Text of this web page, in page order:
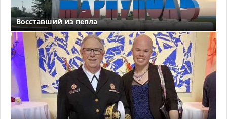
Восставший из пепла